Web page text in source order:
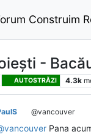
Construim
-
AUTOSTRĂZI 4.3k
@vancouver
vancouver Pana